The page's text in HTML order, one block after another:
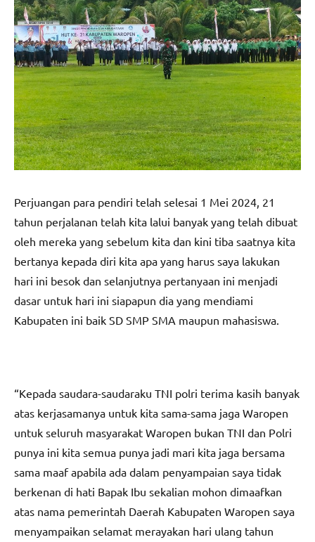
Perjuangan para pendiri telah selesai 1 Mei 2024, 21
tahun perjalanan telah kita lalui banyak yang telah dibuat
oleh mereka yang sebelum kita dan kini tiba saatnya kita
bertanya kepada diri kita apa yang harus saya lakukan
hari ini besok dan selanjutnya pertanyaan ini menjadi
dasar untuk hari ini siapapun dia yang mendiami
Kabupaten ini baik SD SMP SMA maupun mahasiswa.
“Kepada saudara-saudaraku TNI polri terima kasih banyak
atas kerjasamanya untuk kita sama-sama jaga Waropen
untuk seluruh masyarakat Waropen bukan TNI dan Polri
punya ini kita semua punya jadi mari kita jaga bersama
sama maaf apabila ada dalam penyampaian saya tidak
berkenan di hati Bapak Ibu sekalian mohon dimaafkan
atas nama pemerintah Daerah Kabupaten Waropen saya
menyampaikan selamat merayakan hari ulang tahun